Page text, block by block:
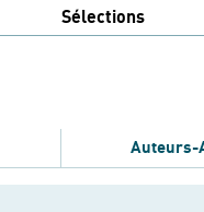
Sélections
Auteurs-